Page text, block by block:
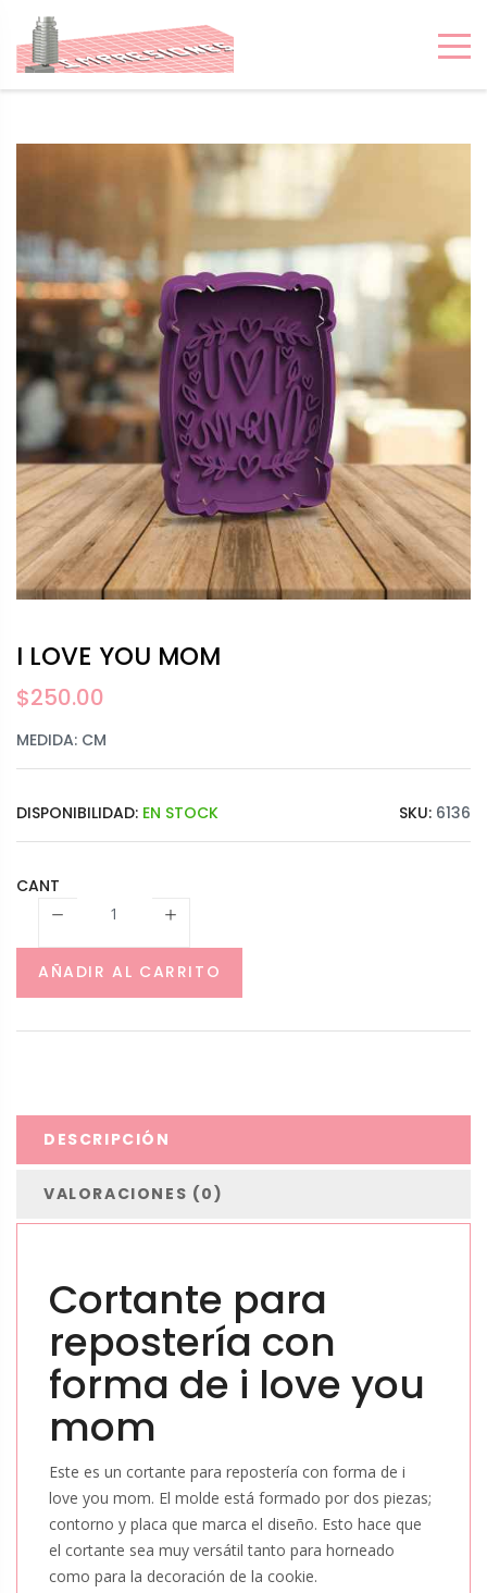
IMPRESIONES 3D
MONTEVIDEO
I LOVE YOU MOM
$250.00
MEDIDA: CM
DISPONIBILIDAD: EN STOCK SKU: 6136
CANT
AÑADIR AL CARRITO
DESCRIPCIÓN
VALORACIONES (0)
Cortante para
repostería con
forma de i love you
mom
Este es un cortante para repostería con forma de i
love you mom. El molde está formado por dos piezas;
contorno y placa que marca el diseño. Esto hace que
el cortante sea muy versátil tanto para horneado
como para la decoración de la cookie.